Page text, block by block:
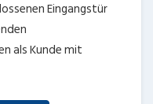
Eingangstür
als Kunde mit